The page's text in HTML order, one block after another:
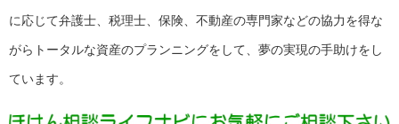
に応じて弁護士、税理士、保険、不動産の専門家などの協力を得な
がらトータルな資産のプランニングをして、夢の実現の手助けをし
ています。